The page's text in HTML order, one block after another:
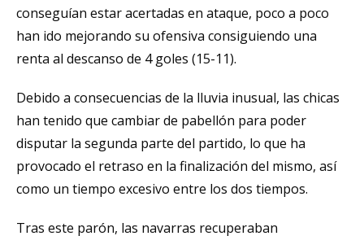
conseguían estar acertadas en ataque, poco a poco
han ido mejorando su ofensiva consiguiendo una
renta al descanso de 4 goles (15-11).
Debido a consecuencias de la lluvia inusual, las chicas
han tenido que cambiar de pabellón para poder
disputar la segunda parte del partido, lo que ha
provocado el retraso en la finalización del mismo, así
como un tiempo excesivo entre los dos tiempos.
Tras este parón, las navarras recuperaban